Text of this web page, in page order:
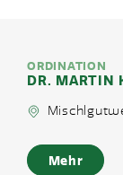
ORDINATION
DR. MARTIN
Mehr